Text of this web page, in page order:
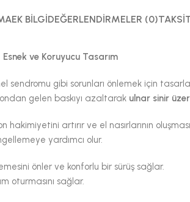
EK BILGIDEĞERLENDIRMELER (0)
ve Koruyucu Tasarım
gibi sorunları önlemek için
gelen baskıyı azaltarak ulnar sinir
hakimiyetini artırır ve el nasırlarının
yardımcı olur.
önler ve konforlu bir sürüş sağlar.
oturmasını sağlar.